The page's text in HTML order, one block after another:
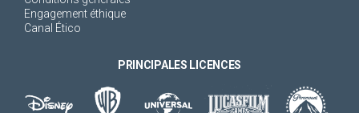
Engagement éthique
Canal Ético
PRINCIPALES LICENCES